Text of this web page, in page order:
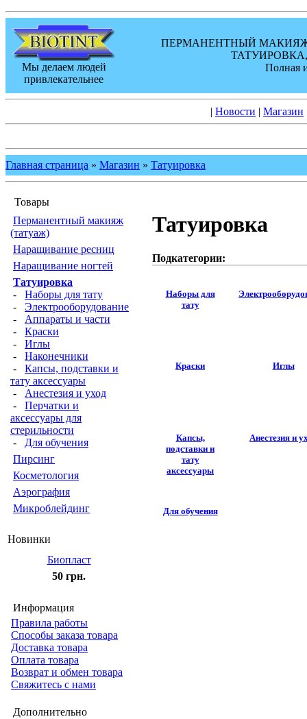
Мы делаем людей
привлекательнее
ПЕРМАНЕНТНЫЙ
Полная
| Новости | Магазин
Главная страница » Магазин » Татуировка
Товары
Перманентный макияж
(татуаж)
Наращивание ресниц
Наращивание ногтей
Татуировка
- Наборы для тату
- Электрооборудование
- Аппараты и части
- Краски
- Иглы
- Наконечники
- Капсы, подставки и
тату аксессуары
- Анестезия и уход
- Перчатки и
аксессуары для
стерильности
- Для обучения
Пирсинг
Косметология
Аэрография
Микроблейдинг
Новинки
Биопласт
50 грн.
Информация
Правила работы
Способы заказа товара
Доставка товара
Оплата товара
Возврат и обмен товара
Свяжитесь с нами
Дополнительно
Татуировка
Подкатегории:
Наборы для
тату
Краски Иглы
Капсы,
подставки и
тату
аксессуары
Анестезия и
Для обучения